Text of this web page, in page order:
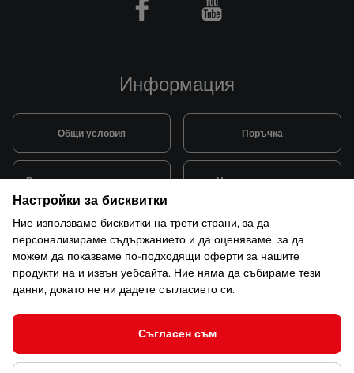
Информация
Общи условия Поръчка
Видове и цена за транспорт Начини на плащане
Система за лоялни клиенти Монтаж и поддръжка
Рекламации и гаранция
Facebook Youtube
Настройки за бисквитки
Ние използваме бисквитки на трети страни, за да
персонализираме съдържанието и да оценяваме, за да
можем да показваме по-подходящи оферти за нашите
продукти на и извън уебсайта. Ние няма да събираме тези
данни, докато не ни дадете съгласието си.
Съгласен съм